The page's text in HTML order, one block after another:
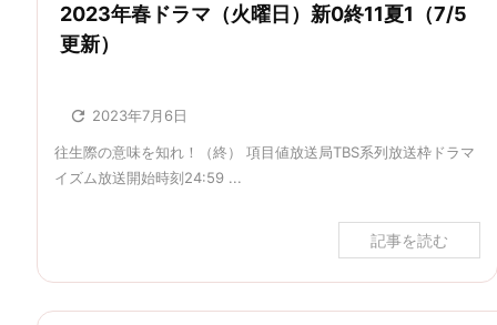
2023年春ドラマ（火曜日）新0終11夏1（7/5
更新）
 2023年7月6日
往生際の意味を知れ！（終） 項目値放送局TBS系列放送枠ドラマ
イズム放送開始時刻24:59 ...
記事を読む